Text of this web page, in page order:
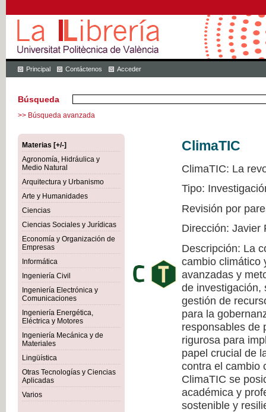
Principal Contáctenos Acceder
Búsqueda
>> Búsqueda avanzada
Materias [+/-]
Agronomía, Hidráulica y
Medio Natural
Arquitectura y Urbanismo
Arte y Humanidades
Ciencias
Ciencias Sociales y Jurídicas
Economía y Organización de
Empresas
Informática
Ingeniería Civil
Ingeniería Electrónica y
Comunicaciones
Ingeniería Energética,
Eléctrica y Motores
Ingeniería Mecánica y de
Materiales
Lingüística
Otras Tecnologías y Ciencias
Aplicadas
Varios
ClimaTIC
ClimaTIC: La
Tipo:
Revisión por
Dirección: Javier
Descripción: La
cambio climático
avanzadas y
de investigación,
gestión de
para la
responsables de
rigurosa para
papel crucial de
contra el cambio
ClimaTIC se
académica y
sostenible y